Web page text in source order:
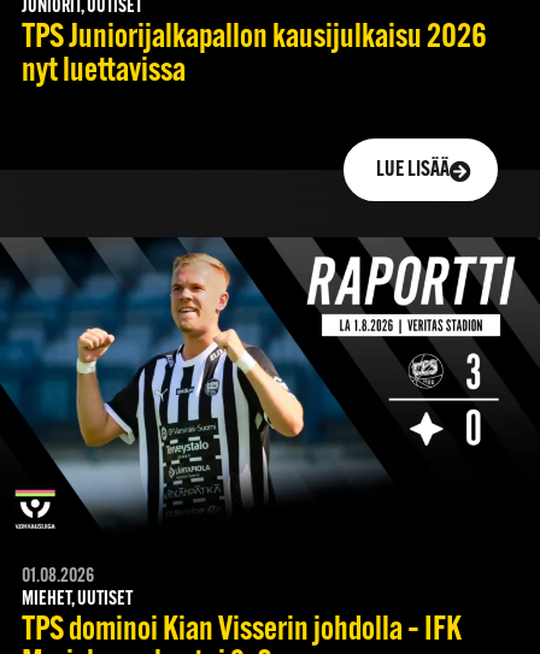
JUNIORIT, UUTISET
TPS Juniorijalkapallon kausijulkaisu 2026
nyt luettavissa
LUE LISÄÄ
01.08.2026
MIEHET, UUTISET
TPS dominoi Kian Visserin johdolla – IFK